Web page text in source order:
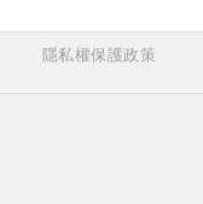
隱私權保護政策